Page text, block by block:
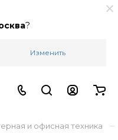
?
Изменить
и офисная техника –